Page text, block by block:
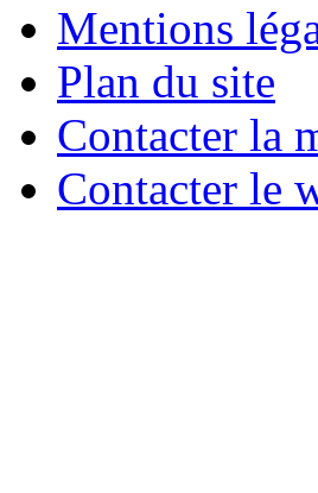
Mentions
Plan du site
Contacter la
Contacter le